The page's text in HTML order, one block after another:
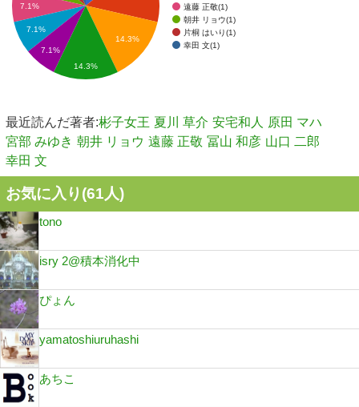
遠藤 正敬(1)
朝井 リョウ(1)
片桐 はいり(1)
幸田 文(1)
14.3%
7.1%
7.1%
7.1%
14.3%
最近読んだ著者:彬子女王 夏川 草介 安宅和人
原田 マハ
宮部 みゆき 朝井 リョウ 遠藤 正敬 冨山 和彦 山口 二郎
幸田 文
お気に入り(61人)
tono
isry 2@積本消化中
ぴょん
yamatoshiuruhashi
あちこ